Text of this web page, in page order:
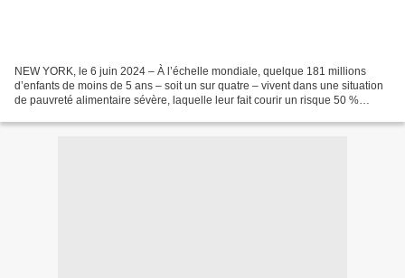
NEW YORK, le 6 juin 2024 – À l’échelle mondiale, quelque 181 millions
d’enfants de moins de 5 ans – soit un sur quatre – vivent dans une situation
de pauvreté alimentaire sévère, laquelle leur fait courir un risque 50 %